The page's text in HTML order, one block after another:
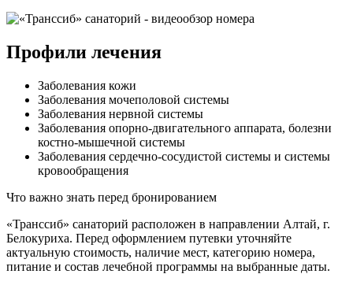
Профили лечения
Заболевания кожи
Заболевания мочеполовой системы
Заболевания нервной системы
Заболевания опорно-двигательного аппарата, болезни
костно-мышечной системы
Заболевания сердечно-сосудистой системы и системы
кровообращения
Что важно знать перед бронированием
«Транссиб» санаторий расположен в направлении Алтай, г.
Белокуриха. Перед оформлением путевки уточняйте
актуальную стоимость, наличие мест, категорию номера,
питание и состав лечебной программы на выбранные даты.